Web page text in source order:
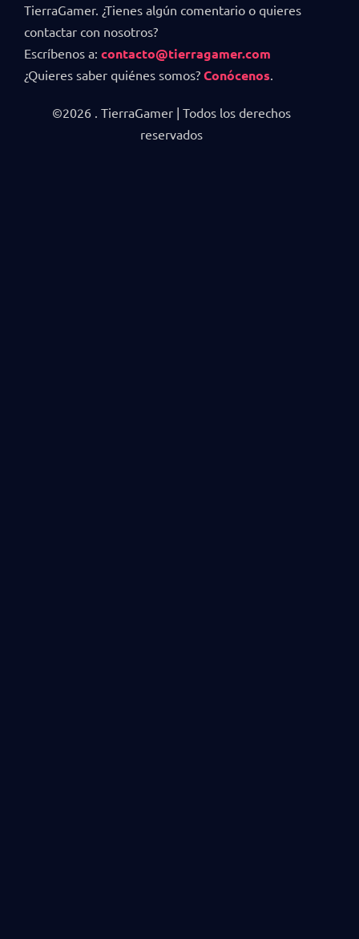
TierraGamer. ¿Tienes algún comentario o quieres
contactar con nosotros?
Escríbenos a: contacto@tierragamer.com
¿Quieres saber quiénes somos? Conócenos
©2026 . TierraGamer | Todos los derechos
reservados